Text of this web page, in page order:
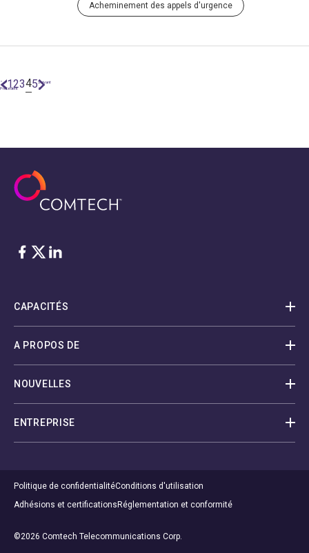
Acheminement des appels d'urgence
"
Précédent
12345Suivant
"
Facebook
Twitter
LinkedIn
CAPACITÉS
A PROPOS DE
NOUVELLES
ENTREPRISE
Politique de confidentialitéConditions d'utilisation
Adhésions et certificationsRéglementation et conformité
©2026 Comtech Telecommunications Corp.